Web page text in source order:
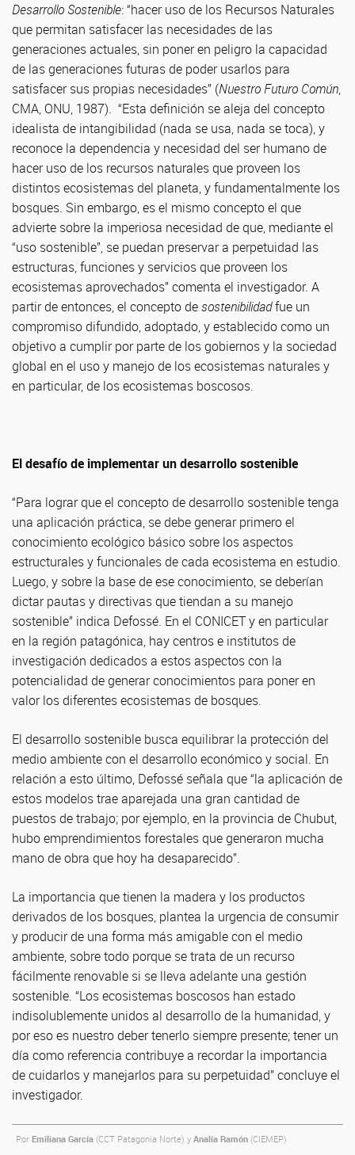
Desarrollo Sostenible: “hacer uso de los Recursos Naturales
que permitan satisfacer las necesidades de las
generaciones actuales, sin poner en peligro la capacidad
de las generaciones futuras de poder usarlos para
satisfacer sus propias necesidades” (Nuestro Futuro Común,
CMA, ONU, 1987). “Esta definición se aleja del concepto
idealista de intangibilidad (nada se usa, nada se toca), y
reconoce la dependencia y necesidad del ser humano de
hacer uso de los recursos naturales que proveen los
distintos ecosistemas del planeta, y fundamentalmente los
bosques. Sin embargo, es el mismo concepto el que
advierte sobre la imperiosa necesidad de que, mediante el
“uso sostenible”, se puedan preservar a perpetuidad las
estructuras, funciones y servicios que proveen los
ecosistemas aprovechados” comenta el investigador. A
partir de entonces, el concepto desostenibilidadfue un
compromiso difundido, adoptado, y establecido como un
objetivo a cumplir por parte de los gobiernos y la sociedad
global en el uso y manejo de los ecosistemas naturales y
en particular, de los ecosistemas boscosos.
El desafío de implementar un desarrollo sostenible
“Para lograr que el concepto de desarrollo sostenible tenga
una aplicación práctica, se debe generar primero el
conocimiento ecológico básico sobre los aspectos
estructurales y funcionales de cada ecosistema en estudio.
Luego, y sobre la base de ese conocimiento, se deberían
dictar pautas y directivas que tiendan a su manejo
sostenible” indica Defossé. En el CONICET y en particular
en la región patagónica, hay centros e institutos de
investigación dedicados a estos aspectos con la
potencialidad de generar conocimientos para poner en
valor los diferentes ecosistemas de bosques.
El desarrollo sostenible busca equilibrar la protección del
medio ambiente con el desarrollo económico y social. En
relación a esto último, Defossé señala que “la aplicación de
estos modelos trae aparejada una gran cantidad de
puestos de trabajo; por ejemplo, en la provincia de Chubut,
hubo emprendimientos forestales que generaron mucha
mano de obra que hoy ha desaparecido”.
La importancia que tienen la madera y los productos
derivados de los bosques, plantea la urgencia de consumir
y producir de una forma más amigable con el medio
ambiente, sobre todo porque se trata de un recurso
fácilmente renovable si se lleva adelante una gestión
sostenible. “Los ecosistemas boscosos han estado
indisolublemente unidos al desarrollo de la humanidad, y
por eso es nuestro deber tenerlo siempre presente; tener un
día como referencia contribuye a recordar la importancia
de cuidarlos y manejarlos para su perpetuidad” concluye el
investigador.
Por Emiliana García (CCT Patagonia Norte) y Analía Ramón (CIEMEP)